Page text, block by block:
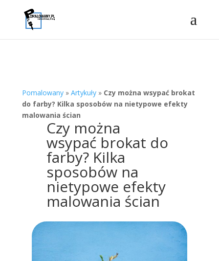
Pomalowany» Artykuły» Czy można wsypać brokat
do farby? Kilka sposobów na nietypowe efekty
malowania ścian
Czy można
wsypać brokat do
farby? Kilka
sposobów na
nietypowe efekty
malowania ścian